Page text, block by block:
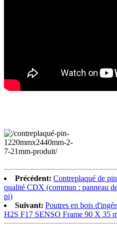
Précédent: Contreplaqué de
qualité CDX (commun : panneau
pi)
Suivant: Poutres en bois
H2S F17 SENSO Frame 90 X 35